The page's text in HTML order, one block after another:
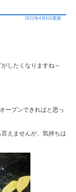
2022年4月6日更新
したくなりますね～
ープンできればと思っ
えませんが、気持ちは